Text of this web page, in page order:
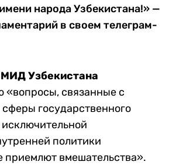
народа Узбекистана!» —
в своем телеграм-
МИД Узбекистана
«вопросы, связанные с
государственного
политики
приемлют вмешательства».